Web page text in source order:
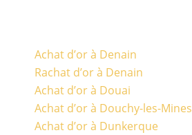
Achat d’or à Denain
Rachat d’or à Denain
Achat d’or à Douai
Achat d’or à Douchy-les-Mines
Achat d’or à Dunkerque